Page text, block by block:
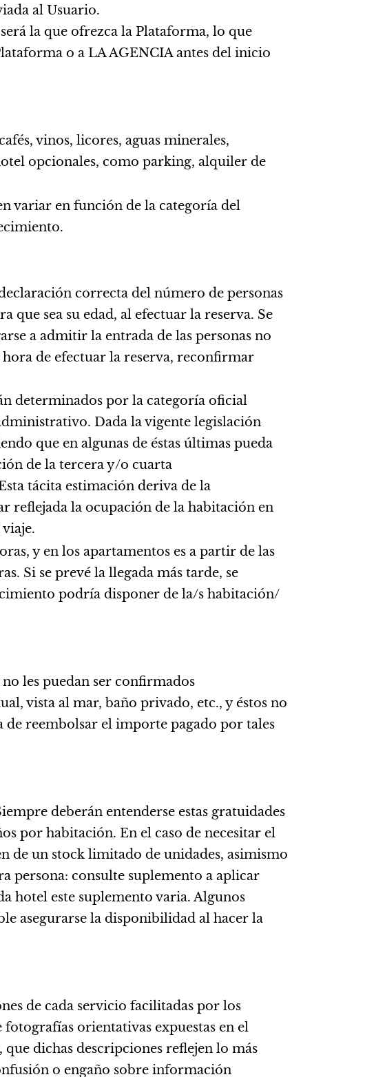
al Usuario.
la que ofrezca la Plataforma, lo que
o a LA AGENCIA antes del inicio
vinos, licores, aguas minerales,
opcionales, como parking, alquiler de
variar en función de la categoría del
correcta del número de personas
sea su edad, al efectuar la reserva. Se
a admitir la entrada de las personas no
hora de efectuar la reserva, reconfirmar
determinados por la categoría oficial
Dada la vigente legislación
que en algunas de éstas últimas pueda
de la tercera y/o cuarta
tácita estimación deriva de la
reflejada la ocupación de la habitación en
y en los apartamentos es a partir de las
Si se prevé la llegada más tarde, se
podría disponer de la/s habitación/
les puedan ser confirmados
vista al mar, baño privado, etc., y éstos no
reembolsar el importe pagado por tales
deberán entenderse estas gratuidades
por habitación. En el caso de necesitar el
de un stock limitado de unidades, asimismo
persona: consulte suplemento a aplicar
hotel este suplemento varia. Algunos
asegurarse la disponibilidad al hacer la
de cada servicio facilitadas por los
orientativas expuestas en el
dichas descripciones reflejen lo más
o engaño sobre información